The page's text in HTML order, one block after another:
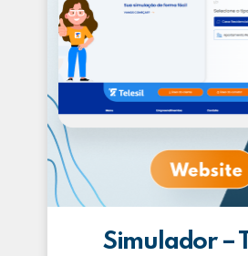
Simulador –